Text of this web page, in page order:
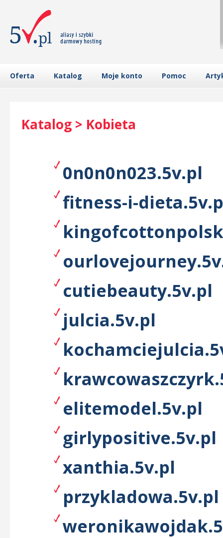
Oferta Katalog Moje konto Pomoc
Katalog > Kobieta
0n0n0n023.5v.pl
fitness-i-
cutiebeauty.5v.pl
julcia.5v.pl
elitemodel.5v.pl
girlypositive.5v.pl
xanthia.5v.pl
przykladowa.5v.pl